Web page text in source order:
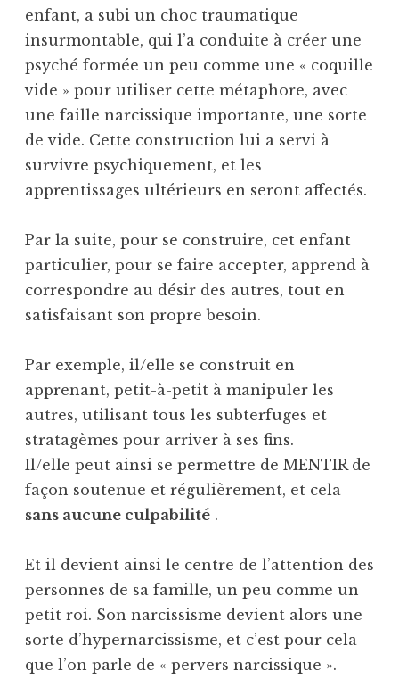
enfant, a subi un choc traumatique
insurmontable, qui l’a conduite à créer une
psyché formée un peu comme une « coquille
vide » pour utiliser cette métaphore, avec
une faille narcissique importante, une sorte
de vide. Cette construction lui a servi à
survivre psychiquement, et les
apprentissages ultérieurs en seront affectés.
Par la suite, pour se construire, cet enfant
particulier, pour se faire accepter, apprend à
correspondre au désir des autres, tout en
satisfaisant son propre besoin.
Par exemple, il/elle se construit en
apprenant, petit-à-petit à manipuler les
autres, utilisant tous les subterfuges et
stratagèmes pour arriver à ses fins.
Il/elle peut ainsi se permettre de MENTIR de
façon soutenue et régulièrement, et cela
sans aucune culpabilité .
Et il devient ainsi le centre de l’attention des
personnes de sa famille, un peu comme un
petit roi. Son narcissisme devient alors une
sorte d’hypernarcissisme, et c’est pour cela
que l’on parle de « pervers narcissique ».